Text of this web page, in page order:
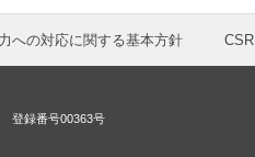
への対応に関する基本方針 CSR
登録番号00363号